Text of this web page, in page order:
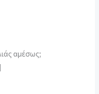
αμέσως;